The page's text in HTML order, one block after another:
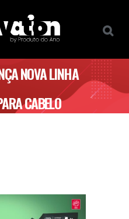
NOVA LINHA
CABELO